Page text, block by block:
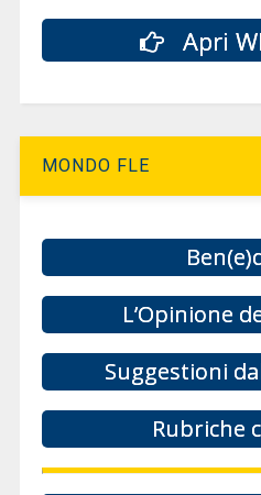
Apri
MONDO FLE
L’Opinione
Suggestioni
Rubriche